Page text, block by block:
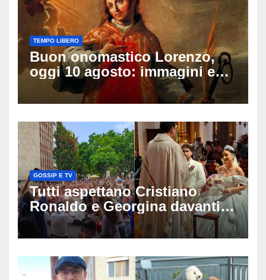
TEMPO LIBERO
Buon onomastico Lorenzo,
oggi 10 agosto: immagini e
gif di auguri da condividere
sui social
GOSSIP E TV
Tutti aspettano Cristiano
Ronaldo e Georgina davanti
alla cattedrale: ma il
matrimonio era di un’altra